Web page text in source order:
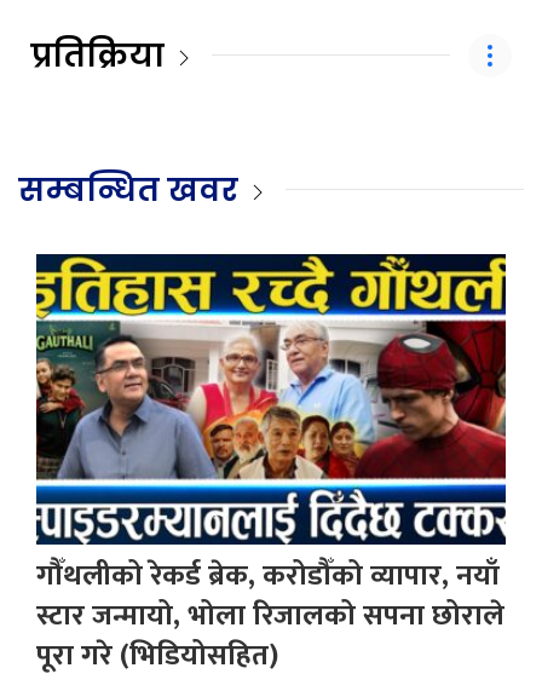
प्रतिक्रिया
सम्बन्धित खवर
गौँथलीको रेकर्ड ब्रेक, करोडौँको व्यापार, नयाँ
स्टार जन्मायो, भोला रिजालको सपना छोराले
पूरा गरे (भिडियोसहित)